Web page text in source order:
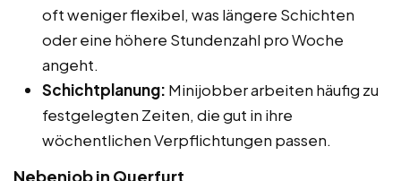
oft weniger flexibel, was längere Schichten
oder eine höhere Stundenzahl pro Woche
angeht.
Schichtplanung: Minijobber arbeiten häufig zu
festgelegten Zeiten, die gut in ihre
wöchentlichen Verpflichtungen passen.
Nebenjob in Querfurt